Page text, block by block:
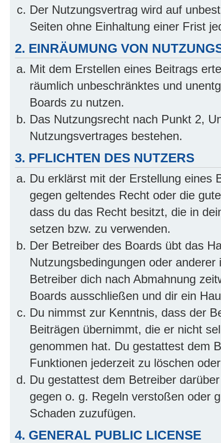
Der Nutzungsvertrag wird auf
Seiten ohne Einhaltung einer Frist
2. EINRÄUMUNG VON
Mit dem Erstellen eines Beitrags
räumlich unbeschränktes und
Boards zu nutzen.
Das Nutzungsrecht nach Punkt 2,
Nutzungsvertrages bestehen.
3. PFLICHTEN DES NUTZERS
Du erklärst mit der Erstellung eines
gegen geltendes Recht oder die
dass du das Recht besitzt, die in
setzen bzw. zu verwenden.
Der Betreiber des Boards übt das
Nutzungsbedingungen oder
Betreiber dich nach Abmahnung
Boards ausschließen und dir ein
Du nimmst zur Kenntnis, dass der
Beiträgen übernimmt, die er nicht
genommen hat. Du gestattest dem
Funktionen jederzeit zu löschen
Du gestattest dem Betreiber
gegen o. g. Regeln verstoßen oder
Schaden zuzufügen.
4. GENERAL PUBLIC LICENSE